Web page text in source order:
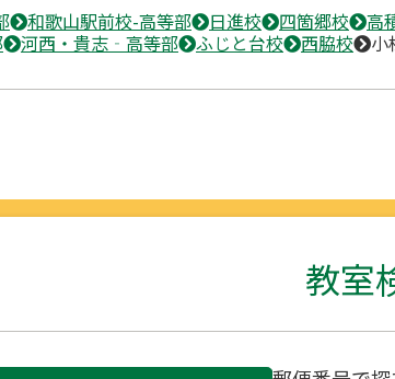
和歌山駅前校-高等部 日進校 四箇郷校 高
河西・貴志‐高等部 ふじと台校 西脇校 小
教室